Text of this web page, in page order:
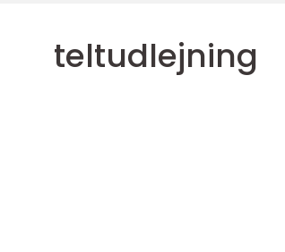
teltudlejning